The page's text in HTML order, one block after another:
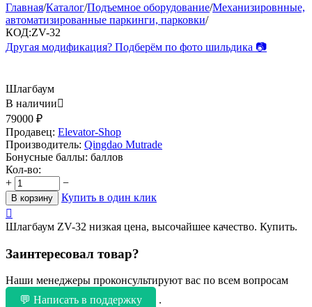
Главная/Каталог/Подъемное оборудование/Механизировнные,
автоматизированные паркинги, парковки/
КОД:ZV-32
Другая модификация? Подберём по фото шильдика 📷
Шлагбаум
В наличии
79000 ₽
Продавец: Elevator-Shop
Производитель: Qingdao Mutrade
Бонусные баллы: баллов
Кол-во:
+
−
В корзину
Купить в один клик

Шлагбаум ZV-32 низкая цена, высочайшее качество. Купить.
Заинтересовал товар?
Наши менеджеры проконсультируют вас по всем вопросам
💬 Написать в поддержку
.